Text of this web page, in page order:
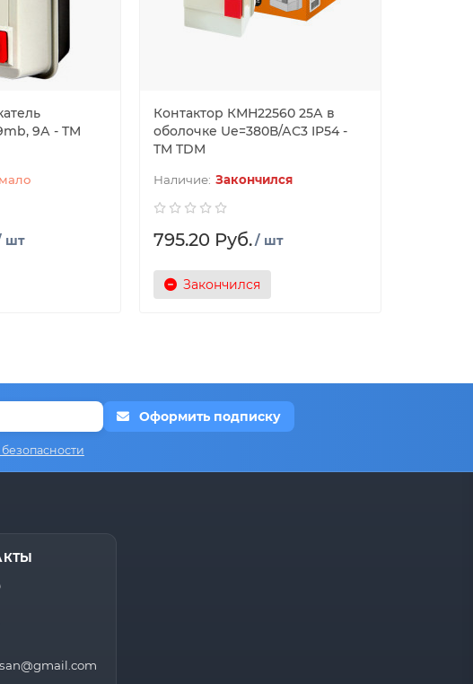
9А - TM
шт
Контактор КМН22560 25А в
оболочке Ue=380В/АС3 IP54 -
TM TDM
Закончился
795.20 Руб./ шт
Закончился
Оформить подписку